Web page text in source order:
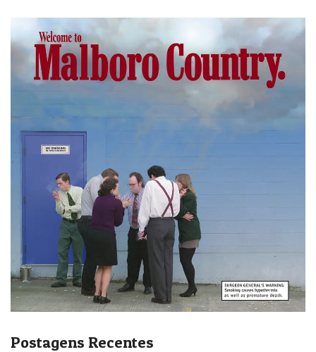
Postagens Recentes